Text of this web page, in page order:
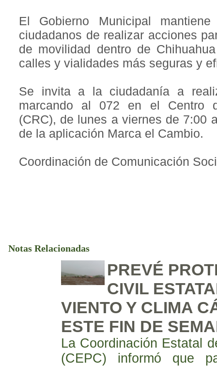
El Gobierno Municipal
ciudadanos de realizar acciones
de movilidad dentro de
calles y vialidades más seguras y
Se invita a la ciudadanía a
marcando al 072 en el Centro
(CRC), de lunes a viernes de 7:00
de la aplicación Marca el Cambio.
Coordinación de Comunicación
Notas Relacionadas
PREVÉ
CIVIL
VIENTO Y CLIMA
ESTE FIN DE
La Coordinación Estatal
(CEPC) informó que